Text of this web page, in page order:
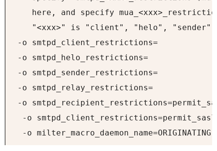
here, and specify
"<xxx>" is "client", "helo",
-o smtpd_client_restrictions=
-o smtpd_helo_restrictions=
-o smtpd_sender_restrictions=
-o smtpd_relay_restrictions=
-o
-o
  -o milter_macro_daemon_name=ORIGINATING